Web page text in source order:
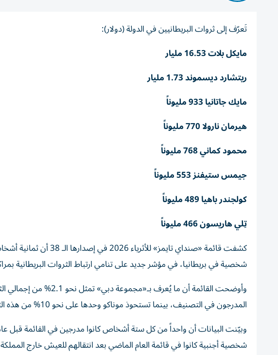
تَعرّف إلى ثروات البريطانيين في الدولة (دولار):
مايكل بلات 16.53 مليار
ريتشارد ديسموند 1.73 مليار
مايك جاتانيا 933 مليوناً
هيرمان نارولا 770 مليوناً
محمود كماني 768 مليوناً
جيمس ستيفنز 553 مليوناً
كولجندر باهيا 489 مليوناً
تِلي هاريسون 466 مليوناً
شخصية في بريطانيا، في مؤشر جديد على تنامي ارتباط الثروات البريطانية
المدرجون في التصنيف، بينما تستحوذ موناكو وحدها على نحو 10% من هذه الثروات.
شخصية أجنبية كانوا في قائمة العام الماضي بعد انتقالهم للعيش خارج